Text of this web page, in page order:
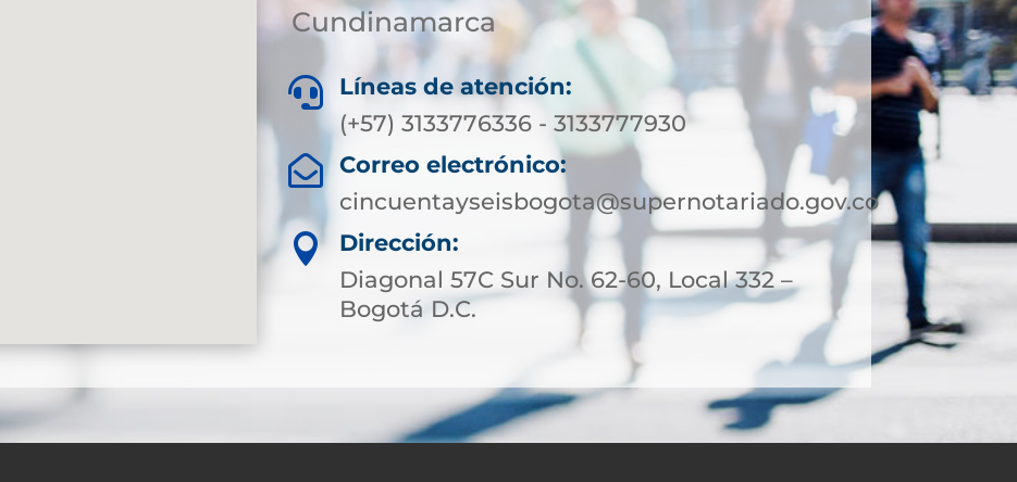
Cundinamarca

Líneas de atención:
(+57) 3133776336 - 3133777930

Correo electrónico:
cincuentayseisbogota@supernotariado.gov.co

Dirección:
Diagonal 57C Sur No. 62-60, Local 332 –
Bogotá D.C.